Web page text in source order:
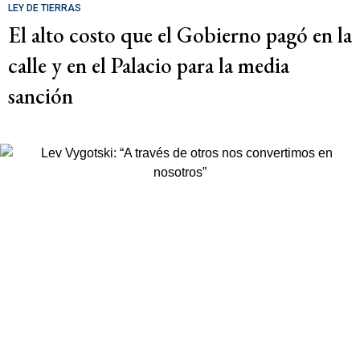
LEY DE TIERRAS
El alto costo que el Gobierno pagó en la
calle y en el Palacio para la media
sanción